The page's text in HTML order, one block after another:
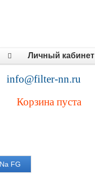
Личный кабинет
info@filter-nn.ru
Корзина пуста
FG